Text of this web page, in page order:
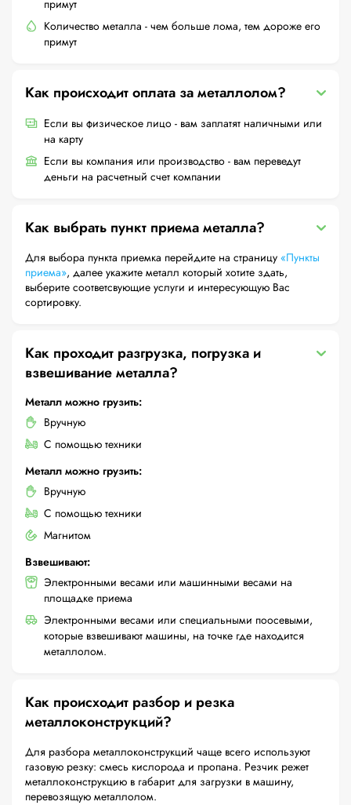
примут
Количество металла - чем больше лома, тем дороже его
примут
Как происходит оплата за металлолом?
Если вы физическое лицо - вам заплатят наличными или
на карту
Если вы компания или производство - вам переведут
деньги на расчетный счет компании
Как выбрать пункт приема металла?
Для выбора пункта приемка перейдите на страницу «Пункты
приема», далее укажите металл который хотите здать,
выберите соответсвующие услуги и интересующую Вас
сортировку.
Как проходит разгрузка, погрузка и
взвешивание металла?
Металл можно грузить:
Вручную
С помощью техники
Металл можно грузить:
Вручную
С помощью техники
Магнитом
Взвешивают:
Электронными весами или машинными весами на
площадке приема
Электронными весами или специальными поосевыми,
которые взвешивают машины, на точке где находится
металлолом.
Как происходит разбор и резка
металлоконструкций?
Для разбора металлоконструкций чаще всего используют
газовую резку: смесь кислорода и пропана. Резчик режет
металлоконструкцию в габарит для загрузки в машину,
перевозящую металлолом.